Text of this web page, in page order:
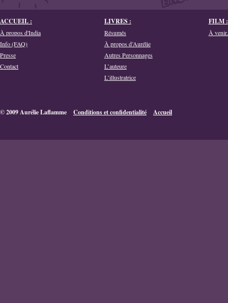
ACCUEIL :
À propos d'India
Info (FAQ)
Presse
Contact
LIVRES :
Résumés
À propos d’Aurélie
Autres Personnages
L’auteure
L’illustratrice
FILM :
À
© 2009 Aurélie Laflamme Conditions et confidentialité Accueil